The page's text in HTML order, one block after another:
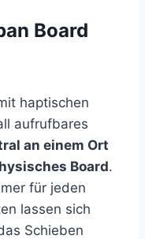
Board
haptischen
aufrufbares
an einem Ort
Board.
für jeden
lassen sich
Schieben